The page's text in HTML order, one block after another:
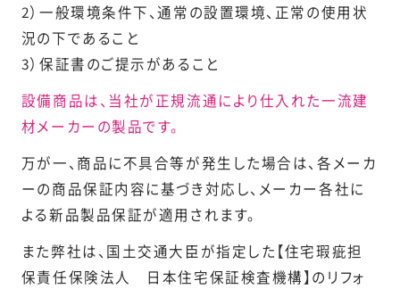
2）一般環境条件下、通常の設置環境、正常の使用状
況の下であること
3）保証書のご提示があること
設備商品は、当社が正規流通により仕入れた一流建
材メーカーの製品です。
万が一、商品に不具合等が発生した場合は、各メーカ
ーの商品保証内容に基づき対応し、メーカー各社に
よる新品製品保証が適用されます。
また弊社は、国土交通大臣が指定した【住宅瑕疵担
保責任保険法人 日本住宅保証検査機構】のリフォ